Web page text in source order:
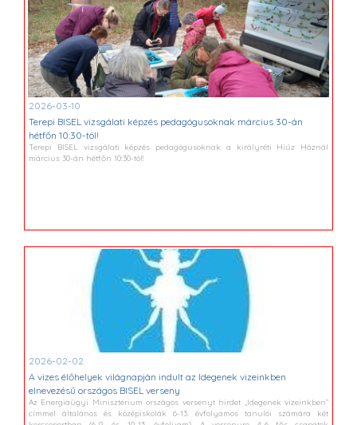
2026-03-10
Terepi BISEL vizsgálati képzés pedagógusoknak március 30-án
hétfőn 10:30-tól!
Terepi BISEL vizsgálati képzés pedagógusoknak a királyréti Hiúz Háznál
március 30-án hétfőn 10:30-tól!
2026-02-02
A vizes élőhelyek világnapján indult az Idegenek vizeinkben
elnevezésű országos BISEL verseny
Az Energiaügyi Minisztérium országos versenyt hirdet „Idegenek vizeinkben”
címmel általános és középiskolák 6-13. évfolyamos tanulói számára két